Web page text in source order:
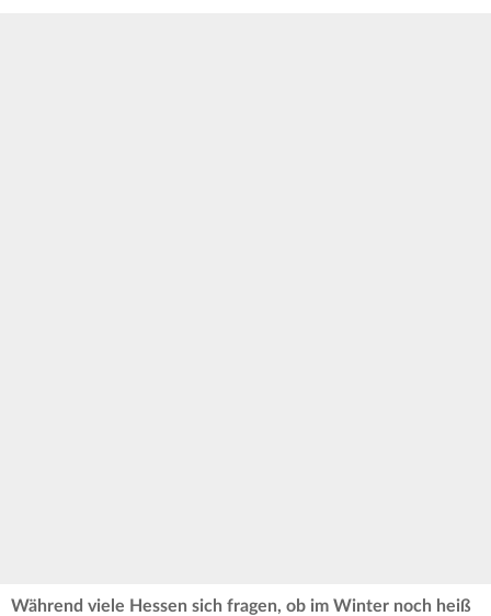
Während viele Hessen sich fragen, ob im Winter noch heiß